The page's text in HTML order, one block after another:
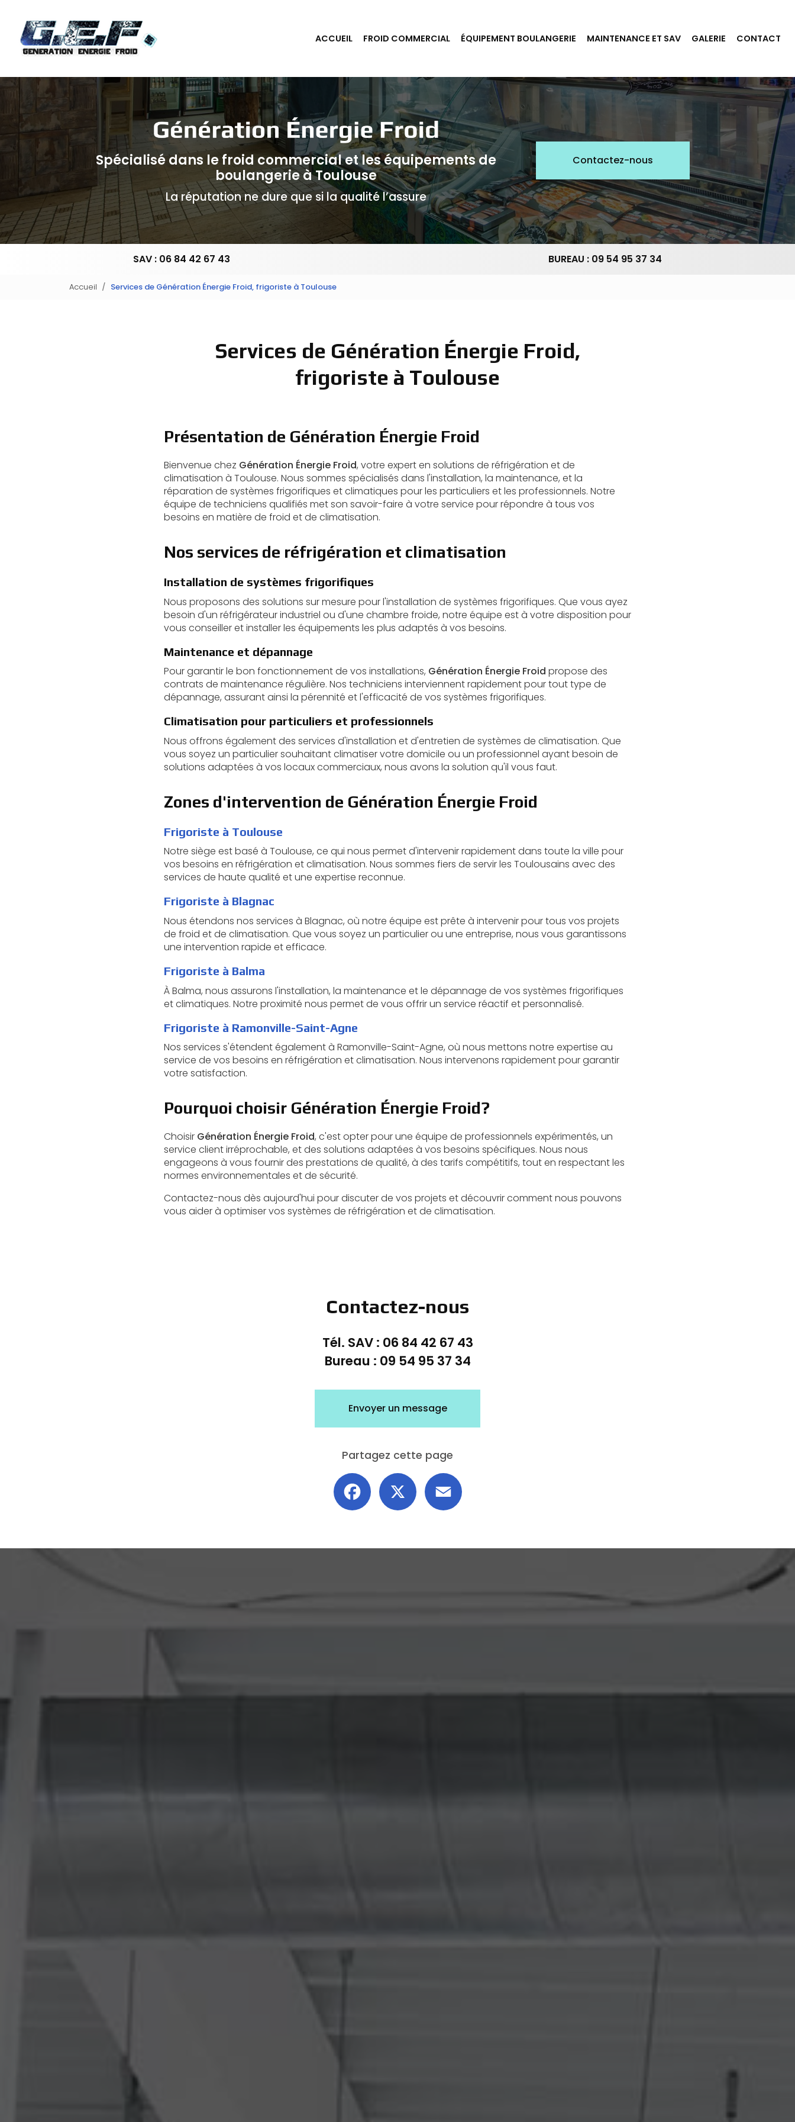
contenu
principal
ACCUEIL FROID COMMERCIAL ÉQUIPEMENT BOULANGERIE MAINTENANCE ET SAV GALERIE CONTACT
Spécialisé dans le froid commercial et les équipements de
boulangerie à Toulouse
La réputation ne dure que si la qualité l’assure
Contactez-nous
SAV : 06 84 42 67 43 BUREAU : 09 54 95 37 34
Accueil Services de Génération Énergie Froid, frigoriste à Toulouse
Services de Génération Énergie Froid,
frigoriste à Toulouse
Présentation de Génération Énergie Froid
Bienvenue chez Génération Énergie Froid, votre expert en solutions de réfrigération et de
climatisation à Toulouse. Nous sommes spécialisés dans l'installation, la maintenance, et la
réparation de systèmes frigorifiques et climatiques pour les particuliers et les professionnels. Notre
équipe de techniciens qualifiés met son savoir-faire à votre service pour répondre à tous vos
besoins en matière de froid et de climatisation.
Nos services de réfrigération et climatisation
Installation de systèmes frigorifiques
Nous proposons des solutions sur mesure pour l'installation de systèmes frigorifiques. Que vous ayez
besoin d'un réfrigérateur industriel ou d'une chambre froide, notre équipe est à votre disposition pour
vous conseiller et installer les équipements les plus adaptés à vos besoins.
Maintenance et dépannage
Pour garantir le bon fonctionnement de vos installations, Génération Énergie Froid propose des
contrats de maintenance régulière. Nos techniciens interviennent rapidement pour tout type de
dépannage, assurant ainsi la pérennité et l'efficacité de vos systèmes frigorifiques.
Climatisation pour particuliers et professionnels
Nous offrons également des services d'installation et d'entretien de systèmes de climatisation. Que
vous soyez un particulier souhaitant climatiser votre domicile ou un professionnel ayant besoin de
solutions adaptées à vos locaux commerciaux, nous avons la solution qu'il vous faut.
Zones d'intervention de Génération Énergie Froid
Frigoriste à Toulouse
Notre siège est basé à Toulouse, ce qui nous permet d'intervenir rapidement dans toute la ville pour
vos besoins en réfrigération et climatisation. Nous sommes fiers de servir les Toulousains avec des
services de haute qualité et une expertise reconnue.
Frigoriste à Blagnac
Nous étendons nos services à Blagnac, où notre équipe est prête à intervenir pour tous vos projets
de froid et de climatisation. Que vous soyez un particulier ou une entreprise, nous vous garantissons
une intervention rapide et efficace.
Frigoriste à Balma
À Balma, nous assurons l'installation, la maintenance et le dépannage de vos systèmes frigorifiques
et climatiques. Notre proximité nous permet de vous offrir un service réactif et personnalisé.
Frigoriste à Ramonville-Saint-Agne
Nos services s'étendent également à Ramonville-Saint-Agne, où nous mettons notre expertise au
service de vos besoins en réfrigération et climatisation. Nous intervenons rapidement pour garantir
votre satisfaction.
Pourquoi choisir Génération Énergie Froid?
Choisir Génération Énergie Froid, c'est opter pour une équipe de professionnels expérimentés, un
service client irréprochable, et des solutions adaptées à vos besoins spécifiques. Nous nous
engageons à vous fournir des prestations de qualité, à des tarifs compétitifs, tout en respectant les
normes environnementales et de sécurité.
Contactez-nous dès aujourd'hui pour discuter de vos projets et découvrir comment nous pouvons
vous aider à optimiser vos systèmes de réfrigération et de climatisation.
Contactez-nous
Tél. SAV : 06 84 42 67 43
Bureau : 09 54 95 37 34
Envoyer un message
Partagez cette page
Facebook